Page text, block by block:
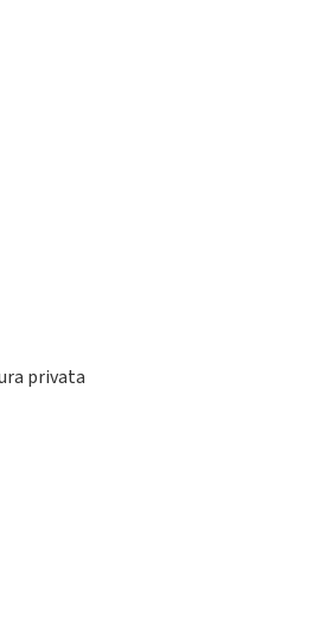
privata